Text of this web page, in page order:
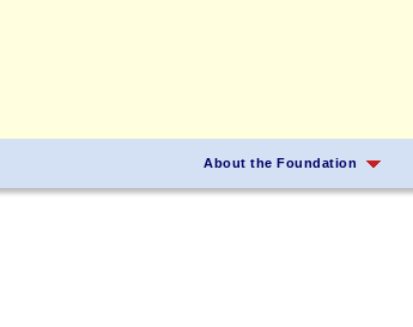
About the Foundation